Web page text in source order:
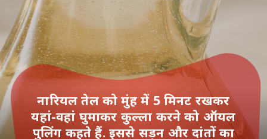
नारियल तेल को मुंह में 5 मिनट रखकर
यहां-वहां घुमाकर कुल्ला करने को ऑयल
पुलिंग कहते हैं. इससे सड़न और दांतों का